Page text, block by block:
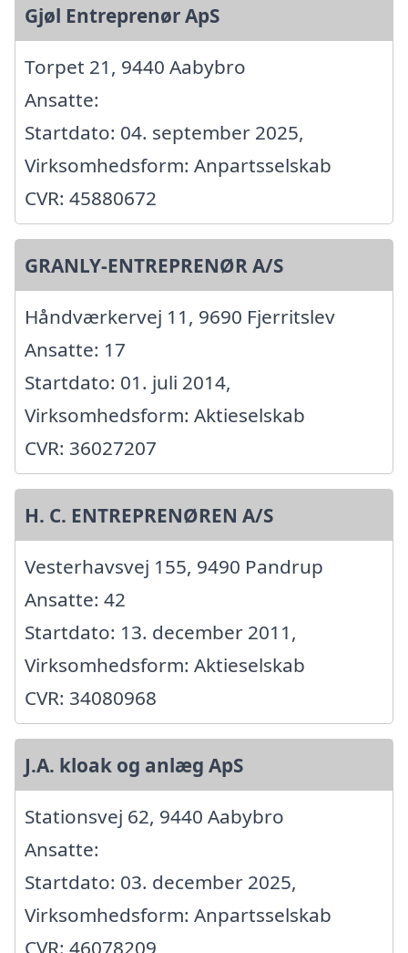
Gjøl Entreprenør ApS
Torpet 21, 9440 Aabybro
Ansatte:
Startdato: 04. september 2025,
Virksomhedsform: Anpartsselskab
CVR: 45880672
GRANLY-ENTREPRENØR A/S
Håndværkervej 11, 9690 Fjerritslev
Ansatte: 17
Startdato: 01. juli 2014,
Virksomhedsform: Aktieselskab
CVR: 36027207
H. C. ENTREPRENØREN A/S
Vesterhavsvej 155, 9490 Pandrup
Ansatte: 42
Startdato: 13. december 2011,
Virksomhedsform: Aktieselskab
CVR: 34080968
J.A. kloak og anlæg ApS
Stationsvej 62, 9440 Aabybro
Ansatte:
Startdato: 03. december 2025,
Virksomhedsform: Anpartsselskab
CVR: 46078209